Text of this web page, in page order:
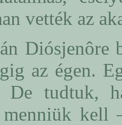
vették az
Diósjenôre
az égen.
De tudtuk,
menniük kell